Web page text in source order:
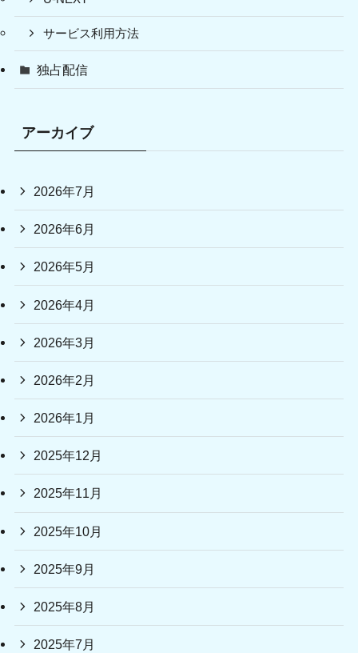
サービス利用方法
独占配信
アーカイブ
2026年7月
2026年6月
2026年5月
2026年4月
2026年3月
2026年2月
2026年1月
2025年12月
2025年11月
2025年10月
2025年9月
2025年8月
2025年7月